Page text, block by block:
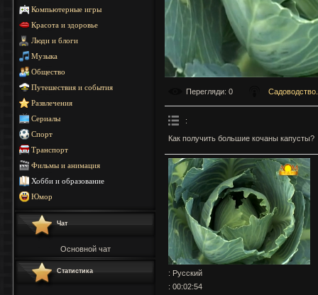
Компьютерные игры
Красота и здоровье
Люди и блоги
Музыка
Общество
Путешествия и события
Развлечения
Сериалы
Спорт
Транспорт
Фильмы и анимация
Хобби и образование
Юмор
Чат
Основной чат
Статистика
Перегляди: 0
:
Как получить большие кочаны капусты?
: Русский
: 00:02:54